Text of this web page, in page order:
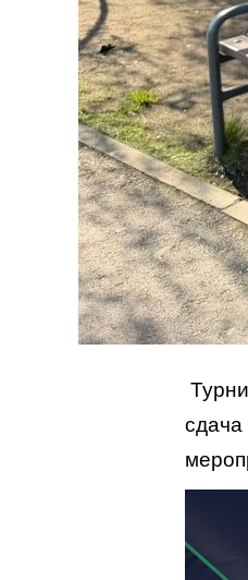
сдача